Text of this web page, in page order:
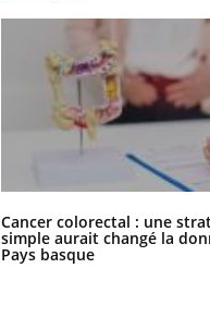
Cancer colorectal : une
simple aurait changé la
Pays basque